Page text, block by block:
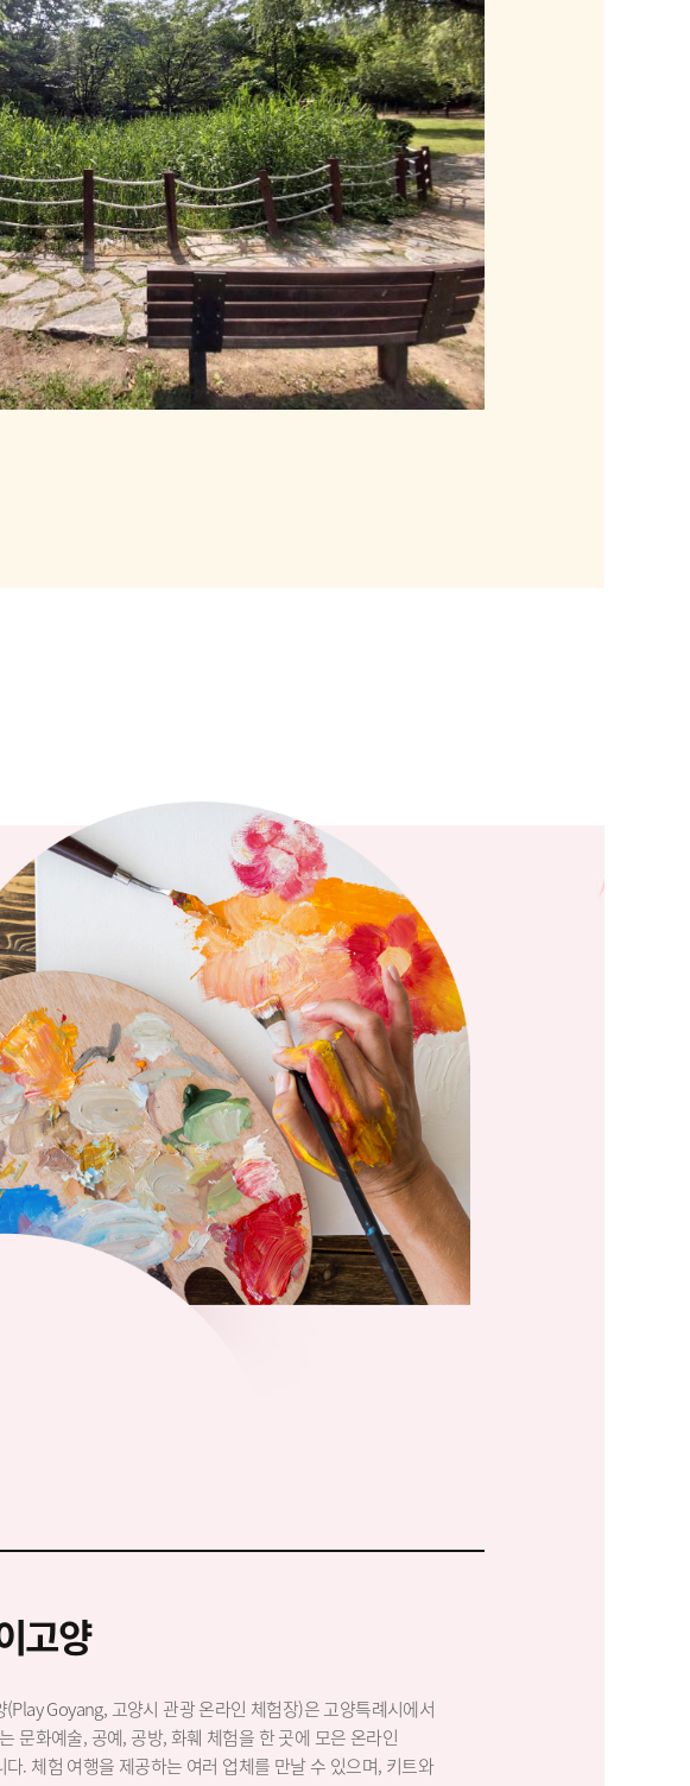
고양
(Play Goyang, 고양시 관광 온라인 체험장)은 고양특례시에서
문화예술, 공예, 공방, 화훼 체험을 한 곳에 모은 온라인
다. 체험 여행을 제공하는 여러 업체를 만날 수 있으며, 키트와